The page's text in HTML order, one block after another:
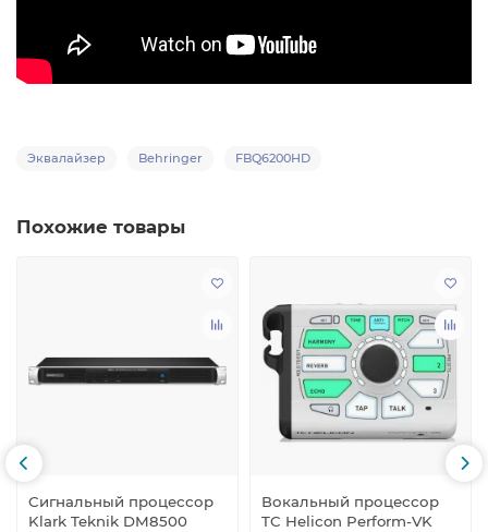
Эквалайзер Behringer FBQ6200HD
Похожие товары
Сигнальный процессор
Klark Teknik DM8500
Вокальный процессор
TC Helicon Perform-VK